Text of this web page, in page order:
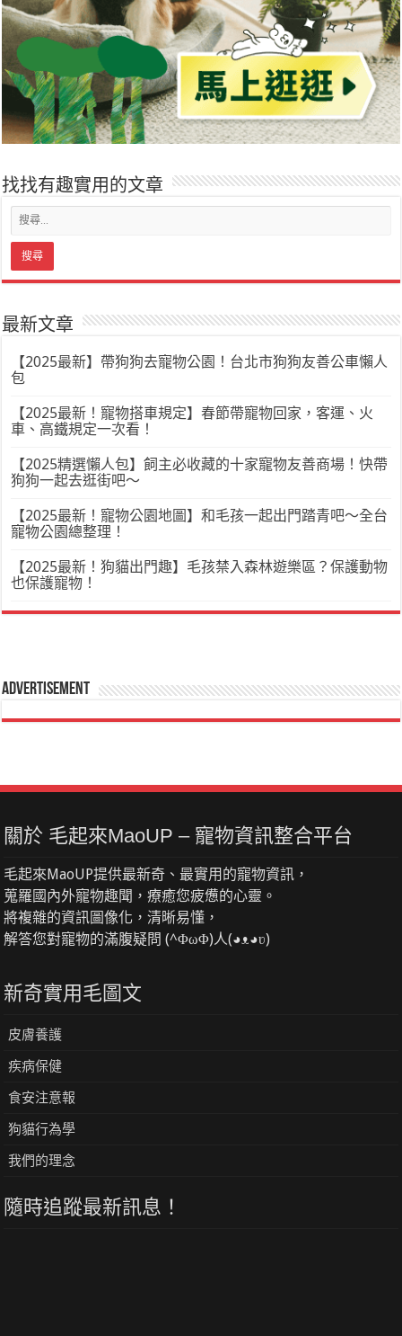
找找有趣實用的文章
最新文章
【2025最新】帶狗狗去寵物公園！台北市狗狗友善公車懶人
包
【2025最新！寵物搭車規定】春節帶寵物回家，客運、火
車、高鐵規定一次看！
【2025精選懶人包】飼主必收藏的十家寵物友善商場！快帶
狗狗一起去逛街吧～
【2025最新！寵物公園地圖】和毛孩一起出門踏青吧～全台
寵物公園總整理！
【2025最新！狗貓出門趣】毛孩禁入森林遊樂區？保護動物
也保護寵物！
Advertisement
關於 毛起來MaoUP – 寵物資訊整合平台
毛起來MaoUP提供最新奇、最實用的寵物資訊，
蒐羅國內外寵物趣聞，療癒您疲憊的心靈。
將複雜的資訊圖像化，清晰易懂，
解答您對寵物的滿腹疑問 (^ΦωΦ)人(◕ᴥ◕ʋ)
新奇實用毛圖文
皮膚養護
疾病保健
食安注意報
狗貓行為學
我們的理念
隨時追蹤最新訊息！